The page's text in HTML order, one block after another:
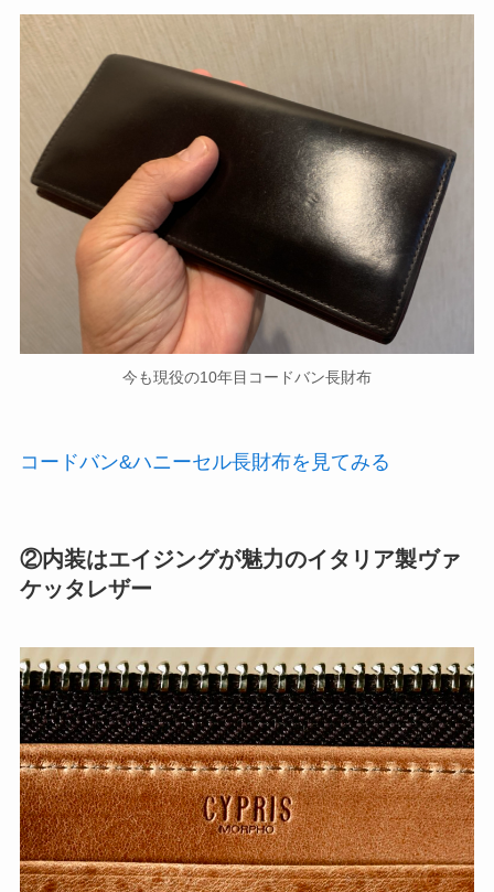
今も現役の10年目コードバン長財布
コードバン&ハニーセル長財布を見てみる
②内装はエイジングが魅力のイタリア製ヴァ
ケッタレザー